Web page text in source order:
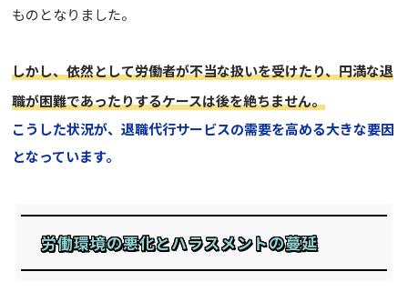
ものとなりました。
しかし、依然として労働者が不当な扱いを受けたり、円満な退
職が困難であったりするケースは後を絶ちません。
こうした状況が、退職代行サービスの需要を高める大きな要因
となっています。
労働環境の悪化とハラスメントの蔓延